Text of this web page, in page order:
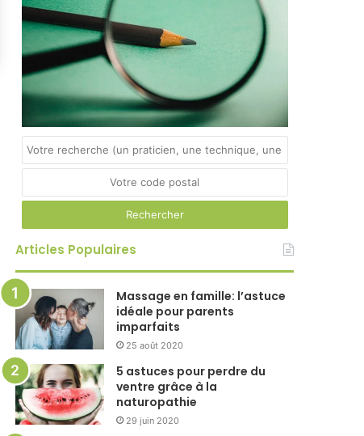
Articles Populaires
Massage en famille: l’astuce
idéale pour parents
imparfaits
25 août 2020
5 astuces pour perdre du
ventre grâce à la
naturopathie
29 juin 2020